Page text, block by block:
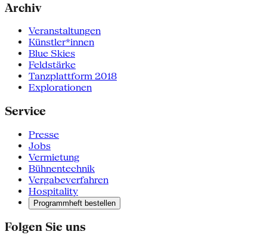
Archiv
Veranstaltungen
Künstler*innen
Blue Skies
Feldstärke
Tanzplattform 2018
Explorationen
Service
Presse
Jobs
Vermietung
Bühnentechnik
Vergabeverfahren
Hospitality
Programmheft bestellen
Folgen Sie uns